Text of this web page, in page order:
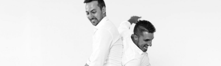
Die Nase isst mit. Das beste Restaurant
befindet sich in alten Gemäuern. Die